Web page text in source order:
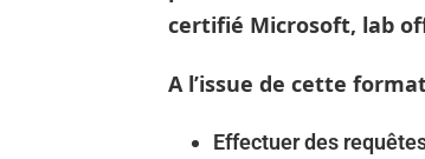
certifié Microsoft, lab
A l’issue de cette
Effectuer des